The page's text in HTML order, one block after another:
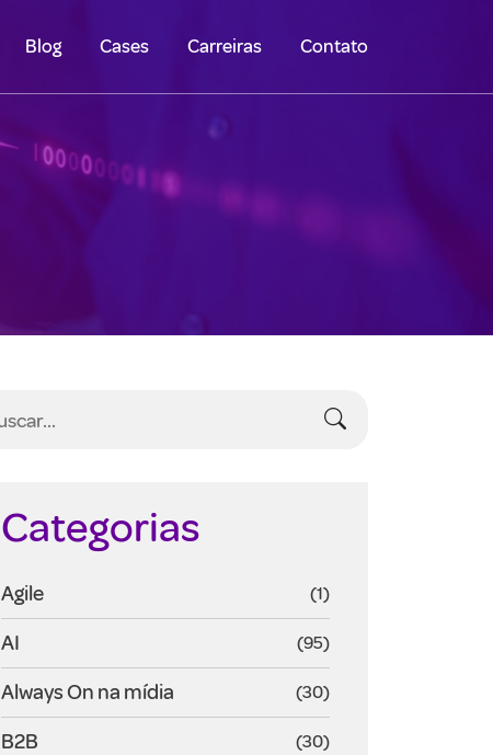
Blog Cases Carreiras Contato
Categorias
Agile (1)
AI (95)
Always On na mídia (30)
B2B (30)